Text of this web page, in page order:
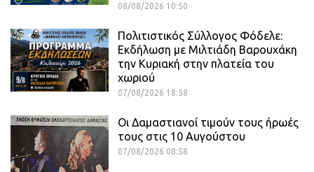
08/08/2026 10:50
Πολιτιστικός Σύλλογος Φόδελε:
Εκδήλωση με Μιλτιάδη Βαρουχάκη
την Κυριακή στην πλατεία του
χωριού
07/08/2026 18:58
Οι Δαμαστιανοί τιμούν τους ήρωές
τους στις 10 Αυγούστου
07/08/2026 08:58